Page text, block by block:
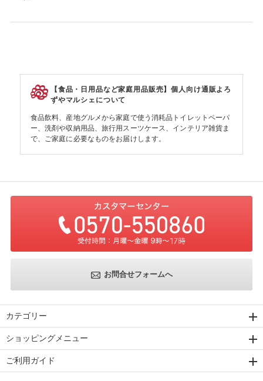
【食品・日用品など家庭用品販売】個人向け通販よろ
ずやマルシェについて
食品飲料、産地グルメから家庭で使う消耗品トイレットペーパ
ー、洗剤や収納用品、旅行用スーツケース、インテリア雑貨ま
で、ご家庭に必要なものをお届けします。
お問合せフォームへ
カテゴリー
ショッピングメニュー
ご利用ガイド